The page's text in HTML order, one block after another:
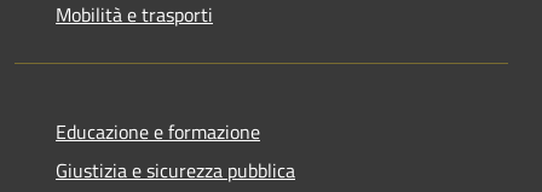
Mobilità e trasporti
Educazione e formazione
Giustizia e sicurezza pubblica